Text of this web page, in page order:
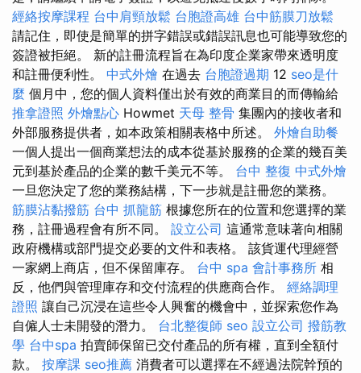
經絡按摩課程 台中肩頸放鬆 台胞證高雄 台中筋膜刀放鬆
請記住，即使是簡單的拼字錯誤或錯誤訊息也可能導致您的
簽證被拒絕。 新的註冊流程旨在為印度企業家帶來透明度
和註冊便利性。 中式外燴 在過去 台胞證過期 12 seo是什
麼 個月中，您的個人資料僅出於有效的商業目的而傳輸給
推拿證照 外燴點心 Howmet 天母 整骨 集團內的接收者和
外部服務提供者，如本政策相關表格中所述。 外燴自助餐
一個人提出一個商業想法的成本從基於服務的企業的幾百美
元到基於產品的企業的數千美元不等。 台中 整復 中式外燴
一旦您決定了您的業務結構，下一步就是註冊您的業務。
筋膜沾黏撥筋 台中 抓龍筋 根據您所在的位置和您選擇的業
務，註冊過程會有所不同。 設立公司 這通常意味著向相關
政府機構或部門提交必要的文件和表格。 該貨運代理經營
一家網上商店，但不保留庫存。 台中 spa 會計事務所 相
反，他們與管理庫存和交付流程的供應商合作。 經絡調理
證照 讓自己沉浸在這些令人興奮的機會中，並探索您作為
自僱人士未開發的潛力。 台北整復師 seo 設立公司 撥筋教
學 台中spa 拍賣師保留已交付產品的所有權，直到全額付
款。 按摩課 seo推薦 消費者可以選擇在不經過法院幹預的